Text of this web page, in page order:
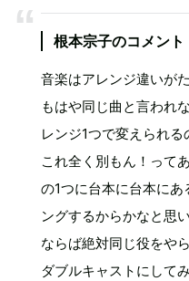
根本宗子のコメント
音楽はアレンジ違いが
もはや同じ曲と言われ
レンジ1つで変えられ
これ全く別もん！って
の1つに台本に台本に
ングするからかなと思い
ならば絶対同じ役をや
ダブルキャストにして